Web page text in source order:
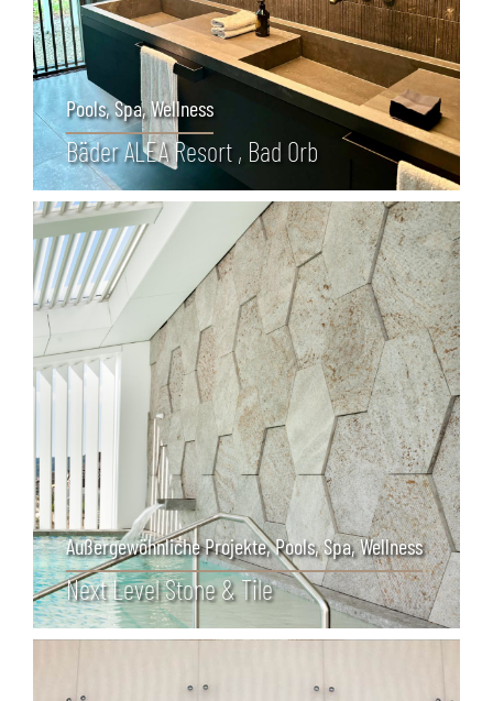
Bäder ALEA Resort , Bad Orb
Pools, Spa, Wellness
Next Level Stone & Tile
Außergewöhnliche Projekte,Pools, Spa, Wellness